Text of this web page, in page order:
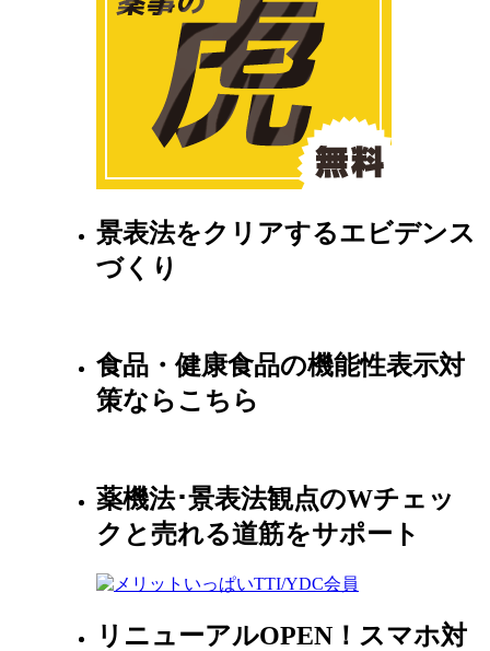
景表法をクリアするエビデンス
づくり
食品・健康食品の機能性表示対
策ならこちら
薬機法･景表法観点のWチェッ
クと売れる道筋をサポート
リニューアルOPEN！スマホ対